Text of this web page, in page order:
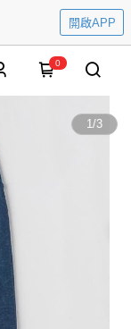
開啟APP
0
1/3